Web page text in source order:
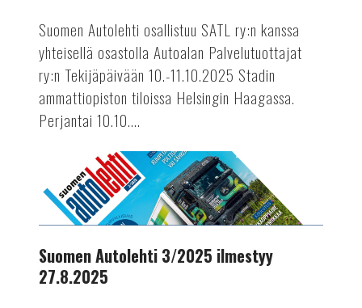
perjantaina
ja
lauantaina
10.-11.10.2025
Suomen Autolehti osallistuu SATL ry:n kanssa
yhteisellä osastolla Autoalan Palvelutuottajat
ry:n Tekijäpäivään 10.-11.10.2025 Stadin
ammattiopiston tiloissa Helsingin Haagassa.
Perjantai 10.10....
Autolehti
3/2025
ilmestyy
AUTOTEKNIIKKA
Suomen Autolehti 3/2025 ilmestyy
27.8.2025